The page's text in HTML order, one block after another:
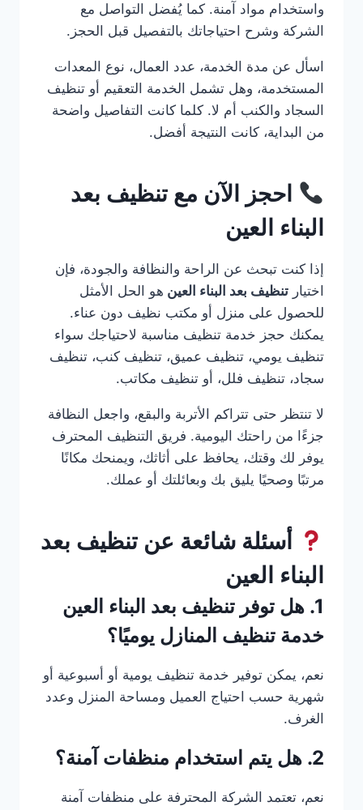
واستخدام مواد آمنة. كما يُفضل التواصل مع
الشركة وشرح احتياجاتك بالتفصيل قبل الحجز.
اسأل عن مدة الخدمة، عدد العمال، نوع المعدات
المستخدمة، وهل تشمل الخدمة التعقيم أو تنظيف
السجاد والكنب أم لا. كلما كانت التفاصيل واضحة
من البداية، كانت النتيجة أفضل.
احجز الآن مع تنظيف بعد
البناء العين
إذا كنت تبحث عن الراحة والنظافة والجودة، فإن
اختيار تنظيف بعد البناء العين هو الحل الأمثل
للحصول على منزل أو مكتب نظيف دون عناء.
يمكنك حجز خدمة تنظيف مناسبة لاحتياجك سواء
تنظيف يومي، تنظيف عميق، تنظيف كنب، تنظيف
سجاد، تنظيف فلل، أو تنظيف مكاتب.
لا تنتظر حتى تتراكم الأتربة والبقع، واجعل النظافة
جزءًا من راحتك اليومية. فريق التنظيف المحترف
يوفر لك وقتك، يحافظ على أثاثك، ويمنحك مكانًا
مرتبًا وصحيًا يليق بك وبعائلتك أو عملك.
أسئلة شائعة عن تنظيف بعد
البناء العين
1. هل توفر تنظيف بعد البناء العين
خدمة تنظيف المنازل يوميًا؟
نعم، يمكن توفير خدمة تنظيف يومية أو أسبوعية أو
شهرية حسب احتياج العميل ومساحة المنزل وعدد
الغرف.
2. هل يتم استخدام منظفات آمنة؟
نعم، تعتمد الشركة المحترفة على منظفات آمنة